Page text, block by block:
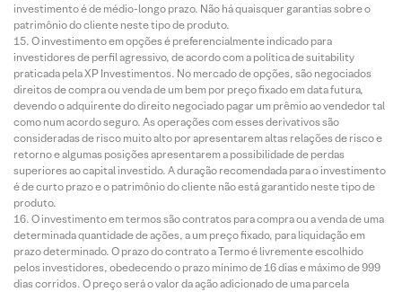
investimento é de médio-longo prazo. Não há quaisquer garantias sobre o
patrimônio do cliente neste tipo de produto.
O investimento em opções é preferencialmente indicado para
investidores de perfil agressivo, de acordo com a política de suitability
praticada pela XP Investimentos. No mercado de opções, são negociados
direitos de compra ou venda de um bem por preço fixado em data futura,
devendo o adquirente do direito negociado pagar um prêmio ao vendedor tal
como num acordo seguro. As operações com esses derivativos são
consideradas de risco muito alto por apresentarem altas relações de risco e
retorno e algumas posições apresentarem a possibilidade de perdas
superiores ao capital investido. A duração recomendada para o investimento
é de curto prazo e o patrimônio do cliente não está garantido neste tipo de
produto.
O investimento em termos são contratos para compra ou a venda de uma
determinada quantidade de ações, a um preço fixado, para liquidação em
prazo determinado. O prazo do contrato a Termo é livremente escolhido
pelos investidores, obedecendo o prazo mínimo de 16 dias e máximo de 999
dias corridos. O preço será o valor da ação adicionado de uma parcela